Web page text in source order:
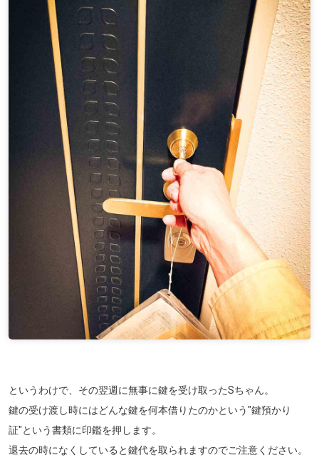
というわけで、その翌週に無事に鍵を受け取ったSちゃん。
鍵の受け渡し時にはどんな鍵を何本借りたのかという"鍵預かり
証"という書類に印鑑を押します。
退去の時になくしていると鍵代を取られますのでご注意ください。